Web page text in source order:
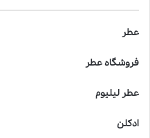
عطر
فروشگاه عطر
عطر لیلیوم
ادکلن